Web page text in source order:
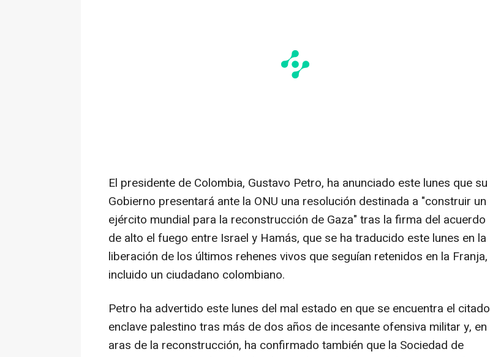
El presidente de Colombia, Gustavo Petro, ha anunciado este lunes que su
Gobierno presentará ante la ONU una resolución destinada a "construir un
ejército mundial para la reconstrucción de Gaza" tras la firma del acuerdo
de alto el fuego entre Israel y Hamás, que se ha traducido este lunes en la
liberación de los últimos rehenes vivos que seguían retenidos en la Franja,
incluido un ciudadano colombiano.
Petro ha advertido este lunes del mal estado en que se encuentra el citado
enclave palestino tras más de dos años de incesante ofensiva militar y, en
aras de la reconstrucción, ha confirmado también que la Sociedad de